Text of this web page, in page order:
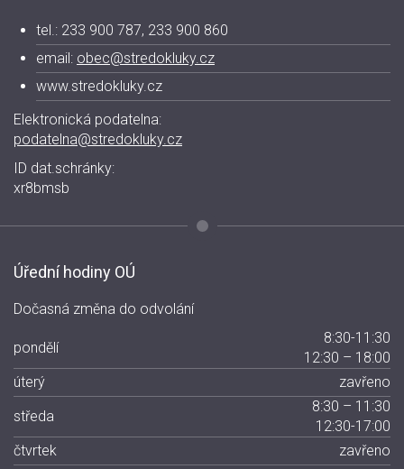
tel.: 233 900 787, 233 900 860
email: obec@stredokluky.cz
www.stredokluky.cz
Elektronická podatelna:
podatelna@stredokluky.cz
ID dat.schránky:
xr8bmsb
Úřední hodiny OÚ
Dočasná změna do odvolání
pondělí
8:30-11:30
12:30 – 18:00
úterý
zavřeno
středa
8:30 – 11:30
12:30-17:00
čtvrtek
zavřeno